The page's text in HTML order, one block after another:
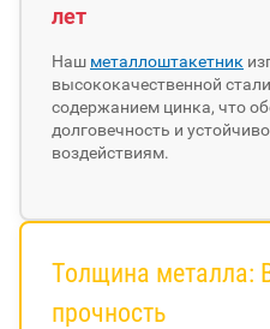
лет
Наш металлоштакетник
высококачественной
содержанием цинка, что
долговечность и
воздействиям.
Толщина металла:
прочность